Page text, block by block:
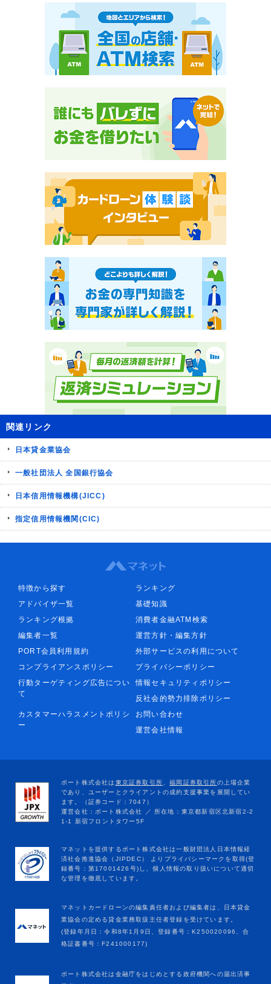
関連リンク
日本貸金業協会
一般社団法人 全国銀行協会
日本信用情報機構(JICC)
指定信用情報機関(CIC)
特徴から探す
ランキング
アドバイザ一覧
基礎知識
ランキング根拠
消費者金融ATM検索
編集者一覧
運営方針・編集方針
PORT会員利用規約
外部サービスの利用について
コンプライアンスポリシー
プライバシーポリシー
行動ターゲティング広告につい
て
情報セキュリティポリシー
反社会的勢力排除ポリシー
カスタマーハラスメントポリシ
ー
お問い合わせ
運営会社情報
マネットカードローンの編集責任者および編集者は、日本貸金
業協会の定める貸金業務取扱主任者登録を受けています。
(登録年月日：令和8年1月9日、登録番号：K250020096、合
格証書番号：F241000177)
ポート株式会社は金融庁をはじめとする政府機関への届出済事